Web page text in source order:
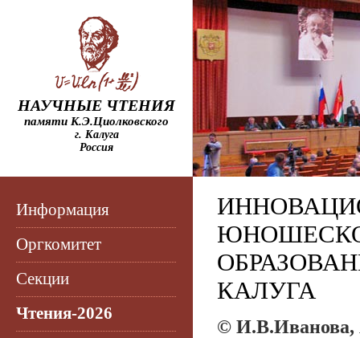
НАУЧНЫЕ ЧТЕНИЯ
памяти К.Э.Циолковского
г. Калуга
Россия
Информация
Оргкомитет
Секции
Чтения-2026
КАЛУГА
©